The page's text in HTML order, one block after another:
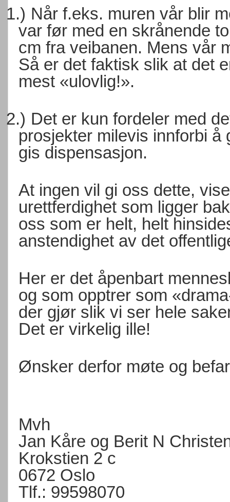
1.) Når f.eks. muren vår blir
var før med en skrånende
cm fra veibanen. Mens vår
Så er det faktisk slik at det
mest «ulovlig!».
2.) Det er kun fordeler med
prosjekter milevis innforbi
gis dispensasjon.
At ingen vil gi oss dette,
urettferdighet som ligger
oss som er helt, helt
anstendighet av det
Her er det åpenbart
og som opptrer som
der gjør slik vi ser hele
Det er virkelig ille!
Ønsker derfor møte og
Mvh
Jan Kåre og Berit N
Krokstien 2 c
0672 Oslo
Tlf.: 99598070